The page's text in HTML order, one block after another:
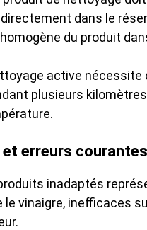
directement dans le
du produit
active nécessite
plusieurs
erreurs
inadaptés
le vinaigre, inefficaces